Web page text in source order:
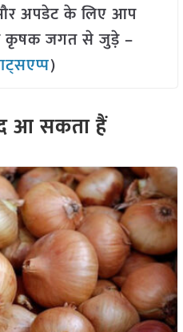
अपडेट के लिए आप
कृषक जगत से जुड़े –
)
आ सकता हैं